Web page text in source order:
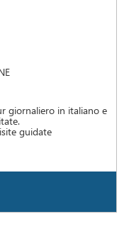
Turismo - Hotel Terme
completa con bevande